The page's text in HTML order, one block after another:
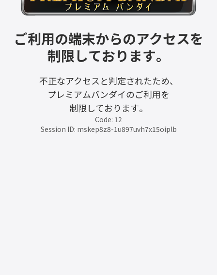
ご利用の端末からのアクセスを
制限しております。
不正なアクセスと判定されたため、
プレミアムバンダイのご利用を
制限しております。
Code: 12
Session ID: mskep8z8-1u897uvh7x15oiplb